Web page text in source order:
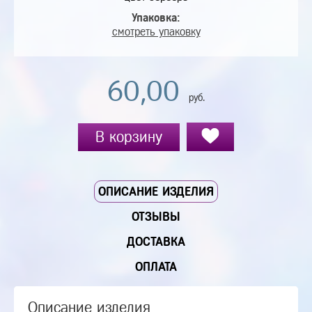
Упаковка:
смотреть упаковку
60,00 руб.
В корзину
ОПИСАНИЕ ИЗДЕЛИЯ
ОТЗЫВЫ
ДОСТАВКА
ОПЛАТА
Описание изделия